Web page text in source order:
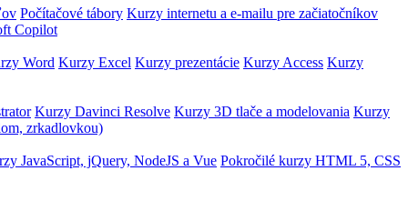
Počítačové tábory Kurzy internetu a e-mailu pre začiatočníkov
Copilot
Word Kurzy Excel Kurzy prezentácie Kurzy Access Kurzy
Kurzy Davinci Resolve Kurzy 3D tlače a modelovania Kurzy
zrkadlovkou)
JavaScript, jQuery, NodeJS a Vue Pokročilé kurzy HTML 5, CSS